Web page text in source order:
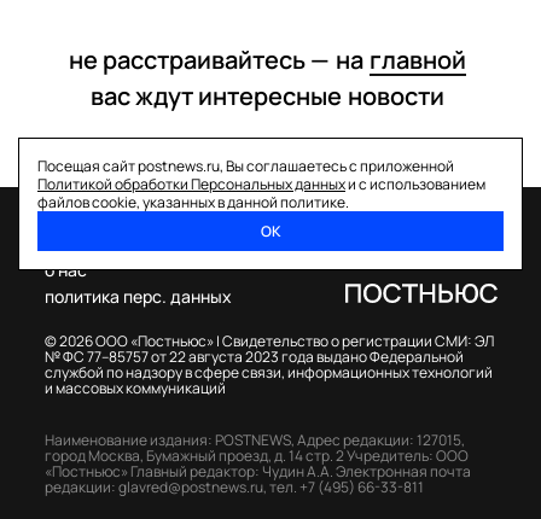
не расстраивайтесь — на главной
вас ждут интересные новости
Посещая сайт postnews.ru, Вы соглашаетесь с приложенной
Политикой обработки Персональных данныхи с использованием
файлов cookie, указанных в данной политике.
ОК
© 2026 ООО «Постньюс» |Свидетельство о регистрации СМИ: ЭЛ
№ ФС 77–85757 от 22 августа 2023 года выдано Федеральной
службой по надзору в сфере связи, информационных технологий
и массовых коммуникаций
о нас
политика перс. данных
Наименование издания: POSTNEWS,Адрес редакции: 127015,
город Москва, Бумажный проезд, д. 14 стр. 2Учредитель: ООО
«Постньюс» Главный редактор: Чудин А.А.Электронная почта
редакции:glavred@postnews.ru,тел. +7 (495) 66-33-811